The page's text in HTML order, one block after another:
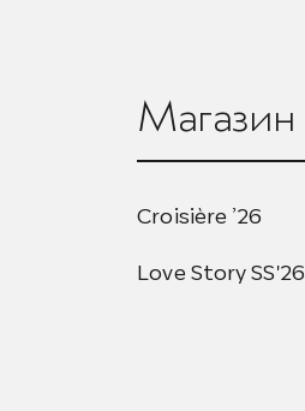
Магазин
Croisière ’26
Love Story SS'26